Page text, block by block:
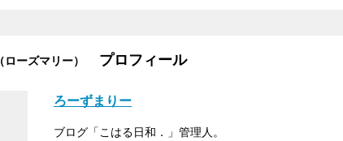
（ローズマリー） プロフィール
ろーずまりー
ブログ「こはる日和．」管理人。